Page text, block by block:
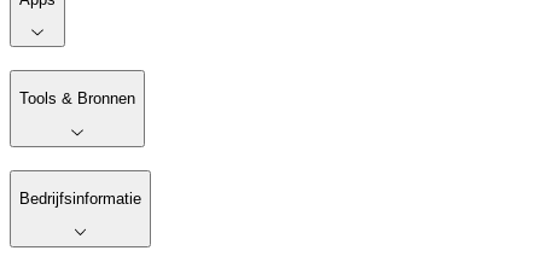
Tools & Bronnen
Bedrijfsinformatie